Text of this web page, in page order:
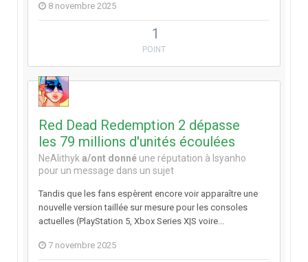
1
POINT
8 novembre 2025
Red Dead Redemption 2 dépasse
les 79 millions d'unités écoulées
NeAlithyka/ont donné une réputation à Isyanho
pour un message dans un sujet
Tandis que les fans espèrent encore voir apparaître une
nouvelle version taillée sur mesure pour les consoles
actuelles (PlayStation 5, Xbox Series X|S voire...
7 novembre 2025